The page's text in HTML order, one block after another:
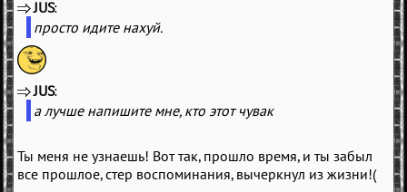
JUS
просто идите нахуй.
JUS
а лучше напишите мне, кто этот чувак
Ты меня не узнаешь! Вот так, прошло время, и ты забыл
все прошлое, стер воспоминания, вычеркнул из жизни!(